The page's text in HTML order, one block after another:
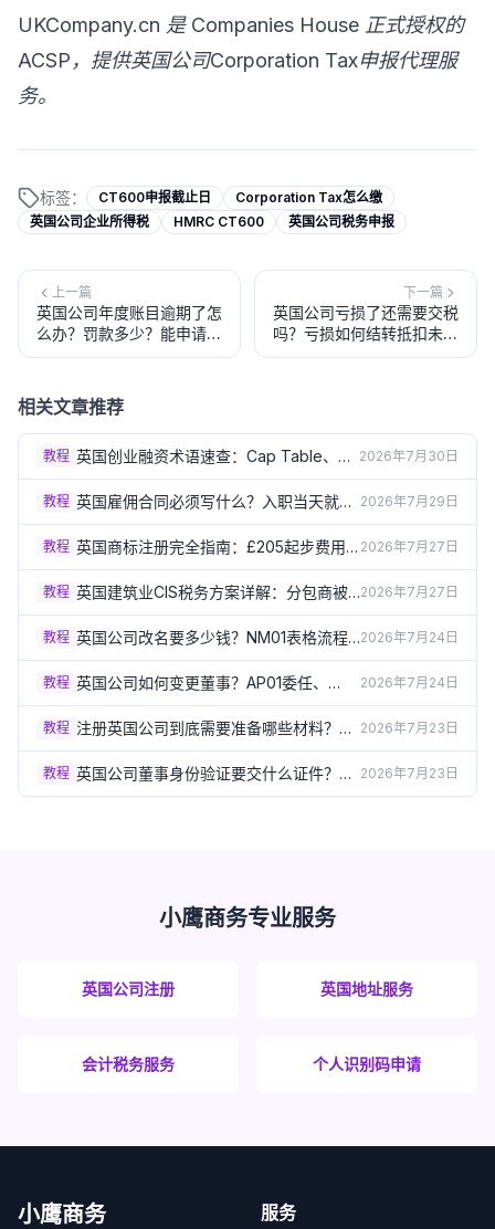
UKCompany.cn 是 Companies House 正式授权的
ACSP，提供英国公司Corporation Tax申报代理服
务。
标签： CT600申报截止日
Corporation Tax怎么缴
英国公司企业所得税
HMRC CT600 英国公司税务申报
上一篇
英国公司年度账目逾期了怎
么办？罚款多少？能申请减
免吗？（2026）
下一篇
英国公司亏损了还需要交税
吗？亏损如何结转抵扣未来
利润？（2026）
相关文章推荐
教程 英国创业融资术语速查：Cap Table、尽
职调查、稀释到底是什么（2026）
2026年7月30日
教程 英国雇佣合同必须写什么？入职当天就要
给的书面声明清单（2026）
2026年7月29日
教程 英国商标注册完全指南：£205起步费用
和3-4个月流程详解（2026）
2026年7月27日
教程 英国建筑业CIS税务方案详解：分包商被
扣20%还是30%？（2026）
2026年7月27日
教程 英国公司改名要多少钱？NM01表格流程
和特别决议要求（2026）
2026年7月24日
教程 英国公司如何变更董事？AP01委任、
TM01卸任表格详解（2026）
2026年7月24日
教程 注册英国公司到底需要准备哪些材料？完
整清单一次讲清（2026）
2026年7月23日
教程 英国公司董事身份验证要交什么证件？
Group A/B文件清单详解（2026）
2026年7月23日
小鹰商务专业服务
英国公司注册 英国地址服务
会计税务服务 个人识别码申请
小鹰商务
服务